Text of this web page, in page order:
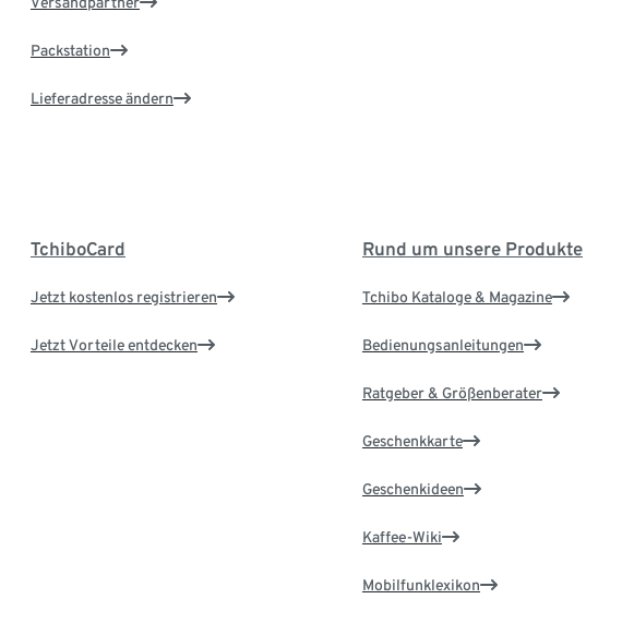
Packstation
Lieferadresse ändern
TchiboCard
Jetzt kostenlos registrieren
Jetzt Vorteile entdecken
Rund um unsere Produkte
Tchibo Kataloge & Magazine
Bedienungsanleitungen
Ratgeber & Größenberater
Geschenkkarte
Geschenkideen
Kaffee-Wiki
Mobilfunklexikon